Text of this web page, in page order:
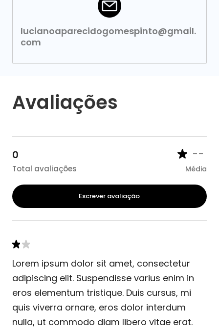
lucianoaparecidogomespinto@gmail.
com
Avaliações
0
Total avaliações
--
Média
Escrever avaliação
Lorem ipsum dolor sit amet, consectetur
adipiscing elit. Suspendisse varius enim in
eros elementum tristique. Duis cursus, mi
quis viverra ornare, eros dolor interdum
nulla, ut commodo diam libero vitae erat.